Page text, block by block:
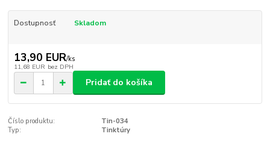
Dostupnosť Skladom
13,90 EUR/ks
11,68 EUR bez DPH
Pridať do košíka
Číslo produktu:
Tin-034
Typ:
Tinktúry